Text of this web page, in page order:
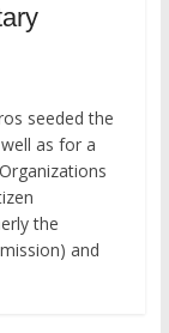
seeded the
as for a
the
and